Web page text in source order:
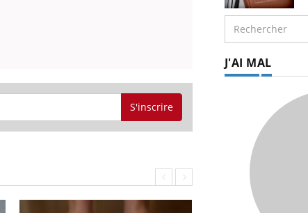
S'inscrire
J'AI MAL